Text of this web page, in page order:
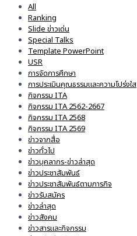
All
Ranking
Slide ข่าวเด่น
Special Talks
Template PowerPoint
USR
การจัดการศึกษา
การประเมินคุณธรรมและความโปร่งใส
กิจกรรม ITA
กิจกรรม ITA 2562-2667
กิจกรรม ITA 2568
กิจกรรม ITA 2569
ข่าวจากสื่อ
ข่าวทั่วไป
ข่าวบุคลากร-ข่าวล่าสุด
ข่าวประชาสัมพันธ์
ข่าวประชาสัมพันธ์ตามภารกิจ
ข่าวรับสมัคร
ข่าวล่าสุด
ข่าวสังคม
ข่าวสารและกิจกรรม